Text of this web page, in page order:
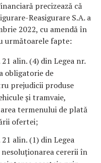
precizează că
Reasigurare S.A. a
2022, cu amendă în
următoarele fapte:
alin. (4) din Legea nr.
obligatorie de
prejudicii produse
și tramvaie,
termenului de plată
ofertei;
alin. (1) din Legea
cererii în